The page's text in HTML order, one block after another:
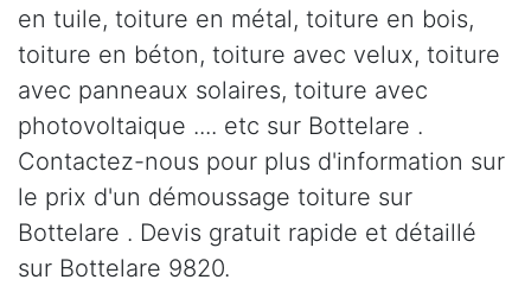
en tuile, toiture en métal, toiture en bois,
toiture en béton, toiture avec velux, toiture
avec panneaux solaires, toiture avec
photovoltaique .... etc sur Bottelare .
Contactez-nous pour plus d'information sur
le prix d'un démoussage toiture sur
Bottelare . Devis gratuit rapide et détaillé
sur Bottelare 9820.